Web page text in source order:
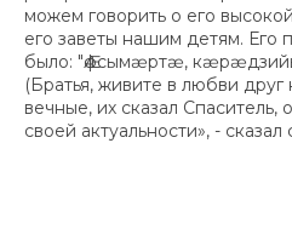
можем говорить о его
его заветы нашим детям. Его
было: "Ӕфсымӕртӕ,
(Братья, живите в любви друг
вечные, их сказал
своей актуальности», -